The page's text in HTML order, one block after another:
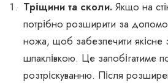
Тріщини та сколи. Якщо на
потрібно розширити за
ножа, щоб забезпечити якісне
шпаклівкою. Це запобігатиме
розтріскуванню. Після